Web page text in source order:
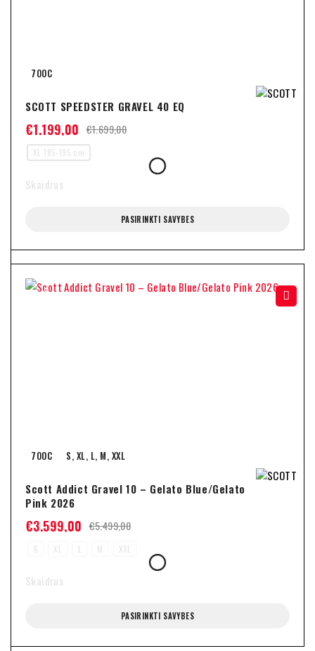
700C
SCOTT SPEEDSTER GRAVEL 40 EQ
€1.699,00
€1.199,00
XL 185-195 cm
Skaidrus
PASIRINKTI SAVYBES
-35%
700C S, XL, L, M, XXL
Scott Addict Gravel 10 – Gelato Blue/Gelato
Pink 2026
€5.499,00
€3.599,00
S XL L M XXL
Skaidrus
PASIRINKTI SAVYBES